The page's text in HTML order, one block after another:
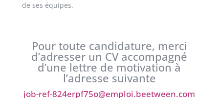
de ses équipes.
Pour toute candidature, merci
d’adresser un CV accompagné
d’une lettre de motivation à
l’adresse suivante
job-ref-824erpf75o@emploi.beetween.com